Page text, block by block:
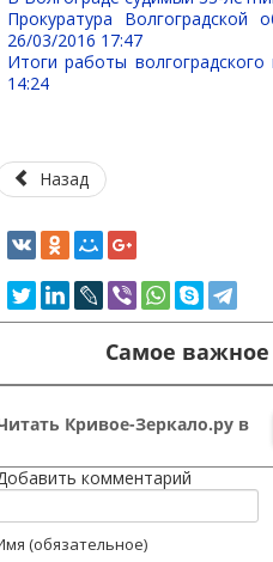
Прокуратура Волгоградской
26/03/2016 17:47
Итоги работы
14:24
Назад
Самое важное
Кривое-Зеркало.ру в
комментарий
(обязательное)